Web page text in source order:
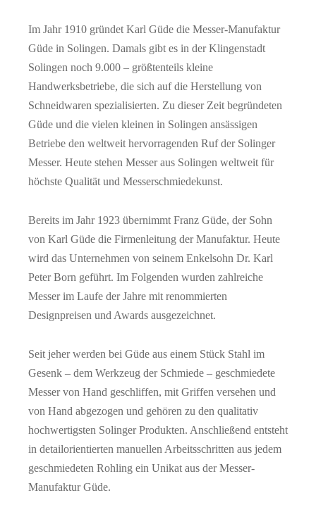
Im Jahr 1910 gründet Karl Güde die Messer-Manufaktur
Güde in Solingen. Damals gibt es in der Klingenstadt
Solingen noch 9.000 – größtenteils kleine
Handwerksbetriebe, die sich auf die Herstellung von
Schneidwaren spezialisierten. Zu dieser Zeit begründeten
Güde und die vielen kleinen in Solingen ansässigen
Betriebe den weltweit hervorragenden Ruf der Solinger
Messer. Heute stehen Messer aus Solingen weltweit für
höchste Qualität und Messerschmiedekunst.
Bereits im Jahr 1923 übernimmt Franz Güde, der Sohn
von Karl Güde die Firmenleitung der Manufaktur. Heute
wird das Unternehmen von seinem Enkelsohn Dr. Karl
Peter Born geführt. Im Folgenden wurden zahlreiche
Messer im Laufe der Jahre mit renommierten
Designpreisen und Awards ausgezeichnet.
Seit jeher werden bei Güde aus einem Stück Stahl im
Gesenk – dem Werkzeug der Schmiede – geschmiedete
Messer von Hand geschliffen, mit Griffen versehen und
von Hand abgezogen und gehören zu den qualitativ
hochwertigsten Solinger Produkten. Anschließend entsteht
in detailorientierten manuellen Arbeitsschritten aus jedem
geschmiedeten Rohling ein Unikat aus der Messer-
Manufaktur Güde.